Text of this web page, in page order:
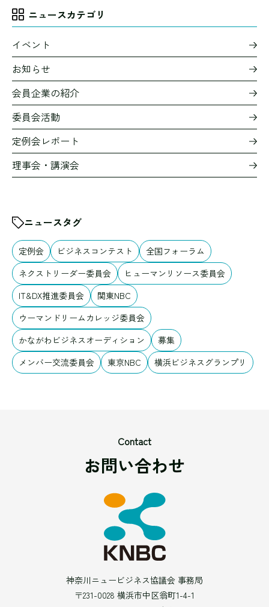
ニュースカテゴリ
イベント
お知らせ
会員企業の紹介
委員会活動
定例会レポート
理事会・講演会
ニュースタグ
定例会 ビジネスコンテスト
全国フォーラム
ネクストリーダー委員会
ヒューマンリソース委員会
IT&DX推進委員会
関東NBC
ウーマンドリームカレッジ委員会
かながわビジネスオーディション
募集
メンバー交流委員会
東京NBC 横浜ビジネスグランプリ
Contact
お問い合わせ
神奈川ニュービジネス協議会 事務局
〒231-0028 横浜市中区翁町1-4-1